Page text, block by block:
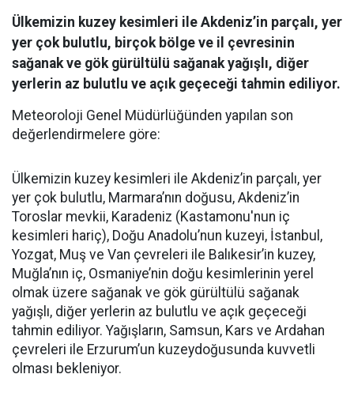
Ülkemizin kuzey kesimleri ile Akdeniz’in parçalı, yer
yer çok bulutlu, birçok bölge ve il çevresinin
sağanak ve gök gürültülü sağanak yağışlı, diğer
yerlerin az bulutlu ve açık geçeceği tahmin ediliyor.
Meteoroloji Genel Müdürlüğünden yapılan son
değerlendirmelere göre:
Ülkemizin kuzey kesimleri ile Akdeniz’in parçalı, yer
yer çok bulutlu, Marmara’nın doğusu, Akdeniz’in
Toroslar mevkii, Karadeniz (Kastamonu'nun iç
kesimleri hariç), Doğu Anadolu’nun kuzeyi, İstanbul,
Yozgat, Muş ve Van çevreleri ile Balıkesir’in kuzey,
Muğla’nın iç, Osmaniye’nin doğu kesimlerinin yerel
olmak üzere sağanak ve gök gürültülü sağanak
yağışlı, diğer yerlerin az bulutlu ve açık geçeceği
tahmin ediliyor. Yağışların, Samsun, Kars ve Ardahan
çevreleri ile Erzurum’un kuzeydoğusunda kuvvetli
olması bekleniyor.